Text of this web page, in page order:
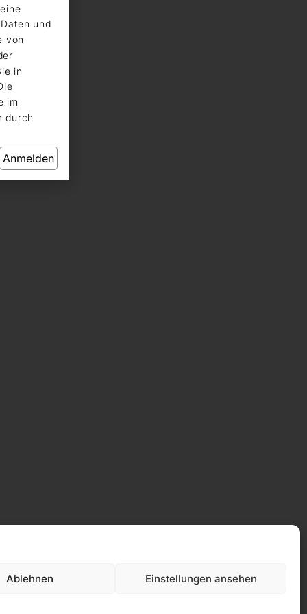
Ablehnen Einstellungen ansehen
und
von
in
im
durch
Anmelden